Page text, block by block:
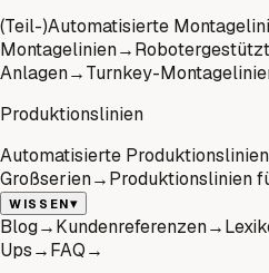
(Teil-)Automatisierte
Montagelinien→
Anlagen→Turnkey-
Produktionslinien
Automatisierte Produktionslinien
Großserien→Produktionslinien
WISSEN▾
Blog→Kundenreferenzen→
Ups→FAQ→